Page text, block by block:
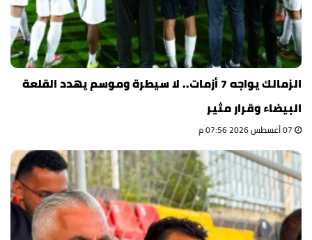
الزمالك يواجه 7 أزمات.. لا سيطرة وموسم يهدد القلعة
البيضاء وقرار مثير